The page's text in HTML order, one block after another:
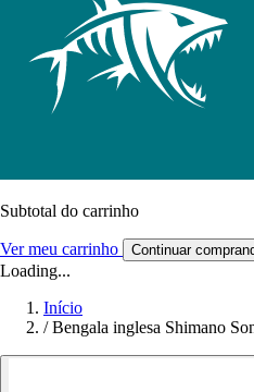
Subtotal do carrinho
Ver meu carrinho Continuar
Loading...
Início
/ Bengala inglesa Shimano